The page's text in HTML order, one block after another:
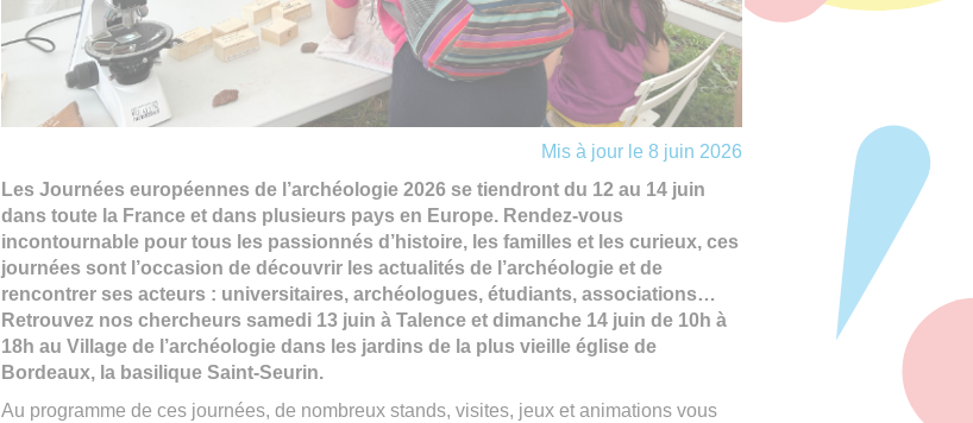
Mis à jour le 8 juin 2026
Les Journées européennes de l’archéologie 2026 se tiendront du 12 au 14 juin
dans toute la France et dans plusieurs pays en Europe. Rendez-vous
incontournable pour tous les passionnés d’histoire, les familles et les curieux, ces
journées sont l’occasion de découvrir les actualités de l’archéologie et de
rencontrer ses acteurs : universitaires, archéologues, étudiants, associations…
Retrouvez nos chercheurs samedi 13 juin à Talence et dimanche 14 juin de 10h à
18h au Village de l’archéologie dans les jardins de la plus vieille église de
Bordeaux, la basilique Saint-Seurin.
Au programme de ces journées, de nombreux stands, visites, jeux et animations vous